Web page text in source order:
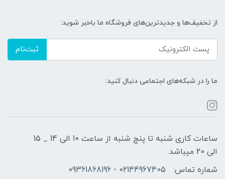
از تخفیف‌ها و جدیدترین‌های فروشگاه ما باخبر شوید:
ثبت‌نام
ما را در شبکه‌های اجتماعی دنبال کنید:
ساعات کاری شنبه تا پنج شنبه از ساعت 10 الی 14 _ 15
الی 20 میباشد
شماره تماس:
02144967405 - 09361868196